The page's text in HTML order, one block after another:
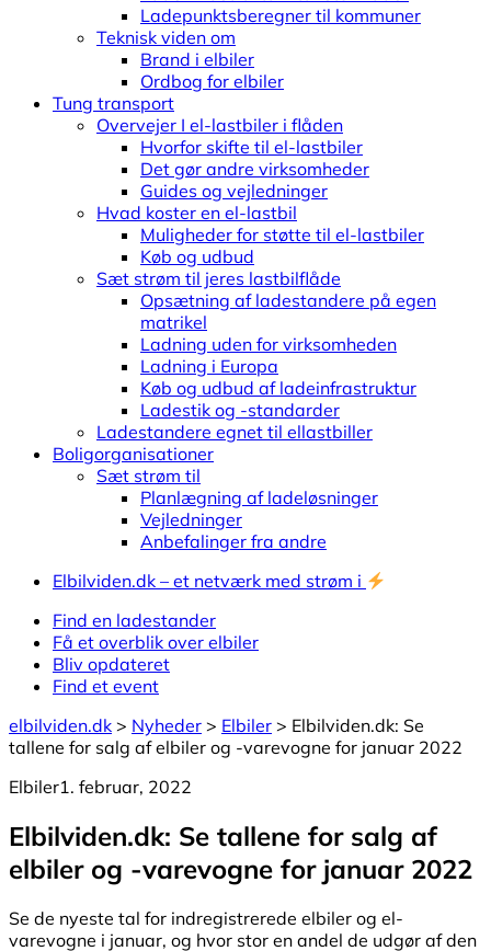
Ladepunktsberegner til kommuner
Teknisk viden om
Brand i elbiler
Ordbog for elbiler
Tung transport
Overvejer I el-lastbiler i flåden
Hvorfor skifte til el-lastbiler
Det gør andre virksomheder
Guides og vejledninger
Hvad koster en el-lastbil
Muligheder for støtte til el-lastbiler
Køb og udbud
Sæt strøm til jeres lastbilflåde
Opsætning af ladestandere på egen
matrikel
Ladning uden for virksomheden
Ladning i Europa
Køb og udbud af ladeinfrastruktur
Ladestik og -standarder
Ladestandere egnet til ellastbiller
Boligorganisationer
Sæt strøm til
Planlægning af ladeløsninger
Vejledninger
Anbefalinger fra andre
Elbilviden.dk – et netværk med strøm i
Find en ladestander
Få et overblik over elbiler
Bliv opdateret
Find et event
elbilviden.dk > Nyheder > Elbiler > Elbilviden.dk: Se
tallene for salg af elbiler og -varevogne for januar 2022
Elbiler1. februar, 2022
Elbilviden.dk: Se tallene for salg af
elbiler og -varevogne for januar 2022
Se de nyeste tal for indregistrerede elbiler og el-
varevogne i januar, og hvor stor en andel de udgør af den